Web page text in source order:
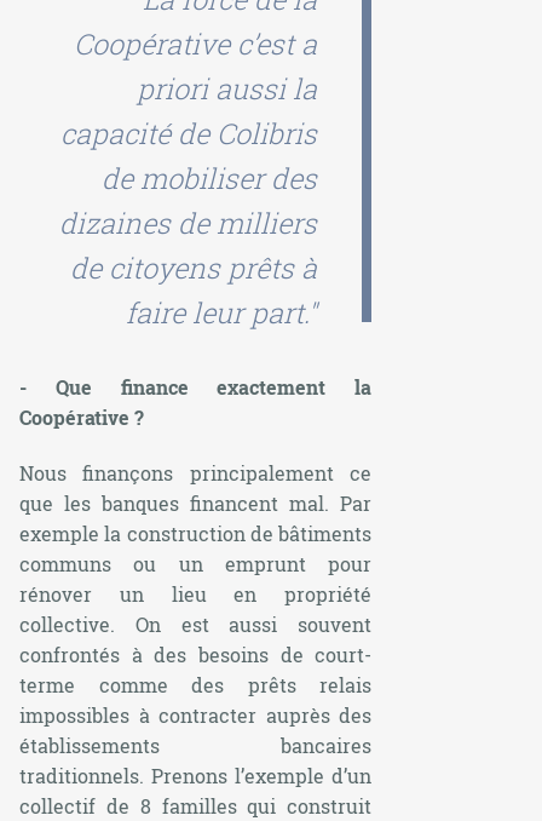
Coopérative c’est a
priori aussi la
capacité de Colibris
de mobiliser des
dizaines de milliers
de citoyens prêts à
faire leur part."
- Que finance exactement la
Coopérative ?
Nous finançons principalement ce
que les banques financent mal. Par
exemple la construction de bâtiments
communs ou un emprunt pour
rénover un lieu en propriété
collective. On est aussi souvent
confrontés à des besoins de court-
terme comme des prêts relais
impossibles à contracter auprès des
établissements bancaires
traditionnels. Prenons l’exemple d’un
collectif de 8 familles qui construit